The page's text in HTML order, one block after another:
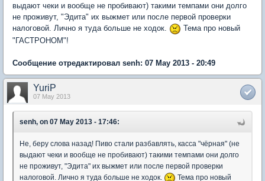
выдают чеки и вообще не пробивают) такими темпами они долго
не проживут, "Эдита" их выжмет или после первой проверки
налоговой. Лично я туда больше не ходок.
Тема про новый
"ГАСТРОНОМ"!
Сообщение отредактировал senh: 07 May 2013 - 20:49
YuriP
07 May 2013
senh, on 07 May 2013 - 17:46:
Не, беру слова назад! Пиво стали разбавлять, касса "чёрная" (не
выдают чеки и вообще не пробивают) такими темпами они долго
не проживут, "Эдита" их выжмет или после первой проверки
налоговой. Лично я туда больше не ходок.
Тема про новый